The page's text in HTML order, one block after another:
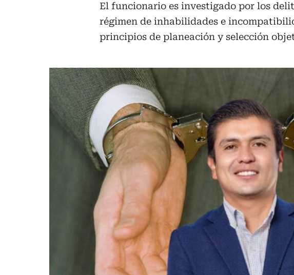
El funcionario es investigado por los
régimen de inhabilidades e
principios de planeación y selección